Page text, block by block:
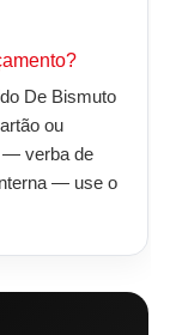
De Bismuto
ou
— verba de
— use o